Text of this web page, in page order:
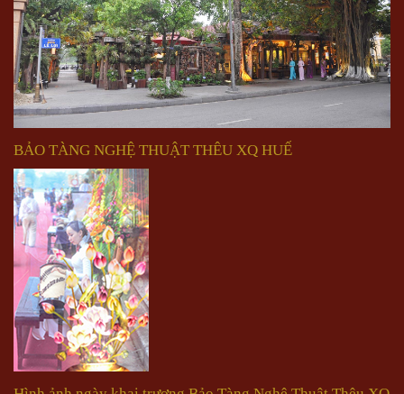
BẢO TÀNG NGHỆ THUẬT THÊU XQ HUẾ